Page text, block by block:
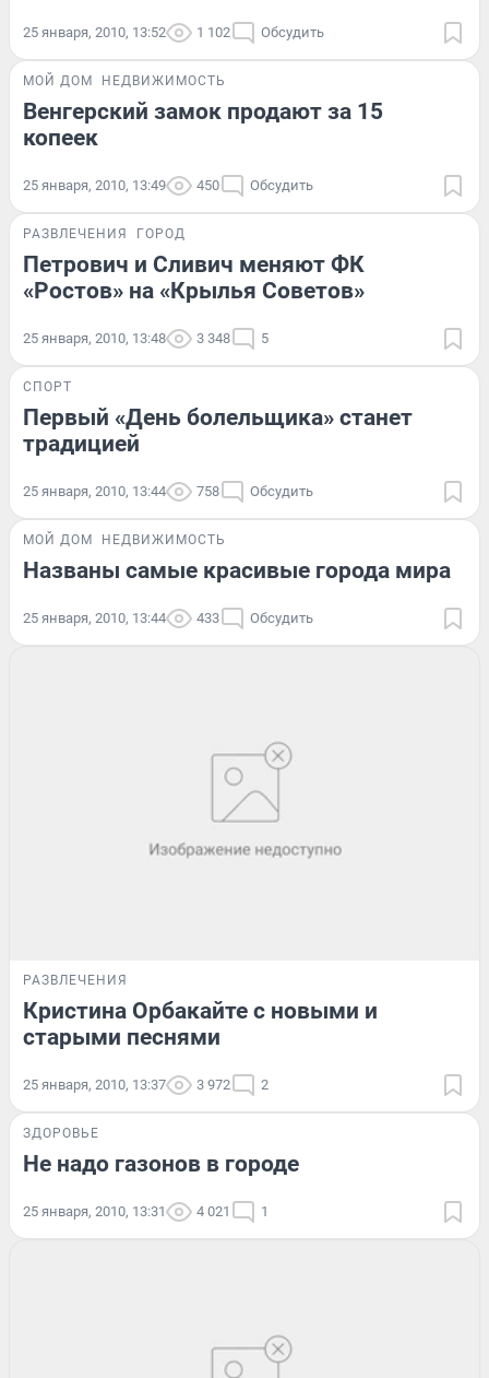
25 января, 2010, 13:52 1 102 Обсудить
МОЙ ДОМ НЕДВИЖИМОСТЬ
Венгерский замок продают за 15
копеек
25 января, 2010, 13:49 450 Обсудить
РАЗВЛЕЧЕНИЯ ГОРОД
Петрович и Сливич меняют ФК
«Ростов» на «Крылья Советов»
25 января, 2010, 13:48 3 348 5
СПОРТ
Первый «День болельщика» станет
традицией
25 января, 2010, 13:44 758 Обсудить
МОЙ ДОМ НЕДВИЖИМОСТЬ
Названы самые красивые города мира
25 января, 2010, 13:44 433 Обсудить
РАЗВЛЕЧЕНИЯ
Кристина Орбакайте с новыми и
старыми песнями
25 января, 2010, 13:37 3 972 2
ЗДОРОВЬЕ
Не надо газонов в городе
25 января, 2010, 13:31 4 021 1